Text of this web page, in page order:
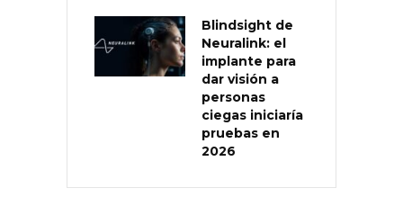
Blindsight de
Neuralink: el
implante para
dar visión a
personas
ciegas iniciaría
pruebas en
2026